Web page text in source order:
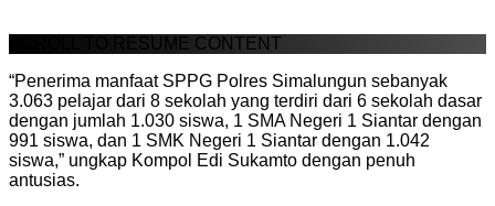
SCROLL TO RESUME CONTENT
“Penerima manfaat SPPG Polres Simalungun sebanyak
3.063 pelajar dari 8 sekolah yang terdiri dari 6 sekolah dasar
dengan jumlah 1.030 siswa, 1 SMA Negeri 1 Siantar dengan
991 siswa, dan 1 SMK Negeri 1 Siantar dengan 1.042
siswa,” ungkap Kompol Edi Sukamto dengan penuh
antusias.